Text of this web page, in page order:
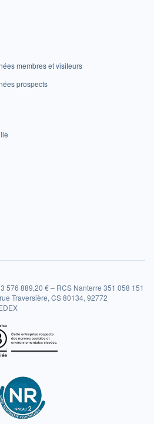
membres et visiteurs
prospects
576 889,20 € – RCS Nanterre 351 058 151
Traversière, CS 80134, 92772